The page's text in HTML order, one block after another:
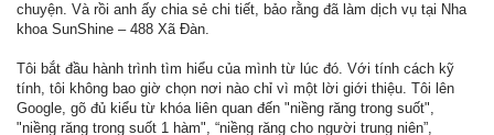
chuyện. Và rồi anh ấy chia sẻ chi tiết, bảo rằng đã làm dịch vụ tại Nha
khoa SunShine – 488 Xã Đàn.
Tôi bắt đầu hành trình tìm hiểu của mình từ lúc đó. Với tính cách kỹ
tính, tôi không bao giờ chọn nơi nào chỉ vì một lời giới thiệu. Tôi lên
Google, gõ đủ kiểu từ khóa liên quan đến "niềng răng trong suốt",
"niềng răng trong suốt 1 hàm", “niềng răng cho người trung niên”,